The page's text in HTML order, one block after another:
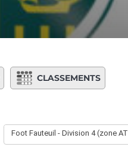
CLASSEMENTS
Foot Fauteuil - Division 4 (zone